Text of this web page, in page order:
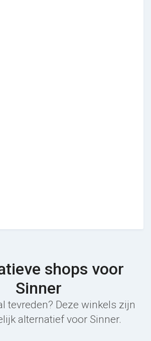
shops voor
Sinner
tevreden? Deze winkels zijn
alternatief voor Sinner.